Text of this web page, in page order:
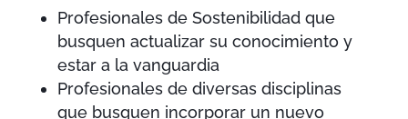
Profesionales de Sostenibilidad que
busquen actualizar su conocimiento y
estar a la vanguardia
Profesionales de diversas disciplinas
que busquen incorporar un nuevo